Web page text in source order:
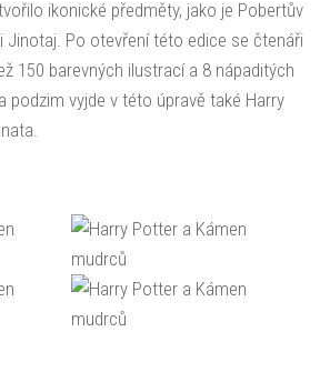
ikonické předměty, jako je Pobertův
Jinotaj. Po otevření této edice se čtenáři
150 barevných ilustrací a 8 nápaditých
podzim vyjde v této úpravě také Harry